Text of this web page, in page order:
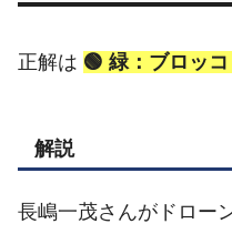
正解は 🟢 緑：ブロッ
解説
長嶋一茂さんがドロー